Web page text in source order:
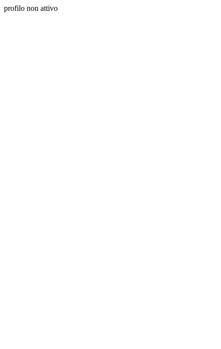
profilo non attivo